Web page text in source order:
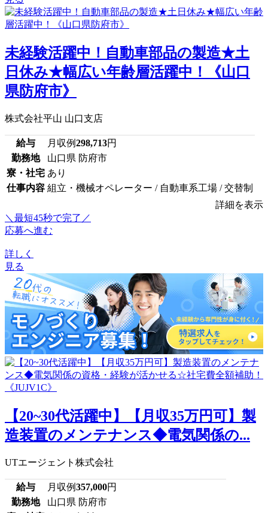
未経験活躍中！自動車部品の製造★土
日休み★幅広い年齢層活躍中！《山口
県防府市》
株式会社平山 山口支店
給与 月収例298,713円
勤務地
山口県 防府市
寮・社宅 あり
仕事内容 組立・機械オペレーター / 自動車系工場 / 交替制
詳細を表示
＼最短45秒で完了／
応募へ進む
詳しく
見る
【20~30代活躍中】【月収35万円可】製
造装置のメンテナンス◆電気関係の...
UTエージェント株式会社
給与 月収例357,000円
勤務地
山口県 防府市